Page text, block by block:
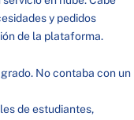
y pedidos
de la plataforma.
No contaba con un
de estudiantes,